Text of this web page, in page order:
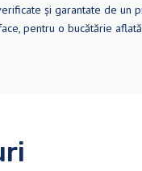
și garantate de un
pentru o bucătărie